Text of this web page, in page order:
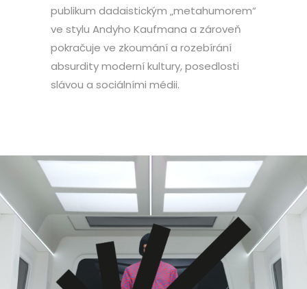
publikum dadaistickým „metahumorem“
ve stylu Andyho Kaufmana a zároveň
pokračuje ve zkoumání a rozebírání
absurdity moderní kultury, posedlosti
slávou a sociálními médii.